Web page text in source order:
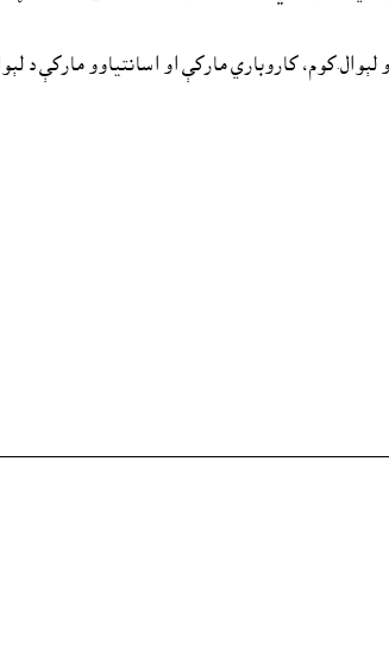
هټۍ او لېوال.کوم، کاروباري مارکې او اسانتياوو